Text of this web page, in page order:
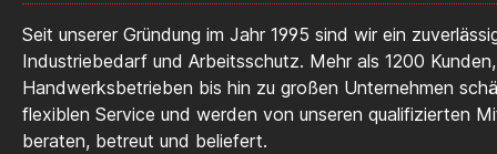
Seit unserer Gründung im Jahr 1995 sind wir ein
Industriebedarf und Arbeitsschutz. Mehr als 1200
Handwerksbetrieben bis hin zu großen Unternehmen
flexiblen Service und werden von unseren qualifizierten
beraten, betreut und beliefert.